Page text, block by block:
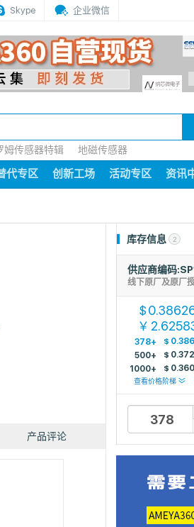
Skype 企业微信
姆传感器特辑 地磁传感器
代专区 创新工场 活动专区 资讯
产品评论
库存信息 2
供应商编码
线下原厂及原厂
$
￥
查看价格阶梯
378+ $
500+
$
1000+
$